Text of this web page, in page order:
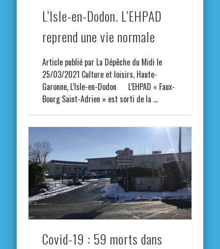
L’Isle-en-Dodon. L’EHPAD
reprend une vie normale
Article publié par La Dépêche du Midi le
25/03/2021 Culture et loisirs, Haute-
Garonne, L’Isle-en-Dodon L’EHPAD « Faux-
Bourg Saint-Adrien » est sorti de la …
Covid-19 : 59 morts dans